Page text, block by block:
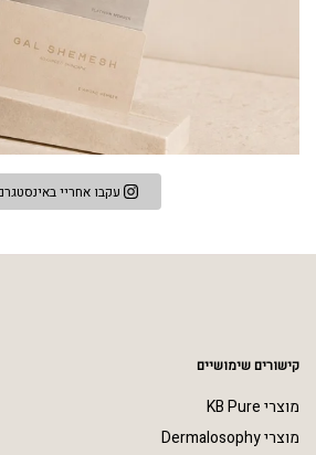
עקבו אחריי
קישורים שימושיים
מוצרי KB Pure
מוצרי Dermalosophy